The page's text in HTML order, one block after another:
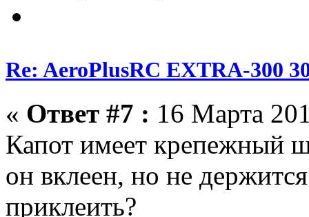
Re: AeroPlusRC EXTRA-300
« Ответ #7 : 16 Марта
Капот имеет крепежный
он вклеен, но не
приклеить?